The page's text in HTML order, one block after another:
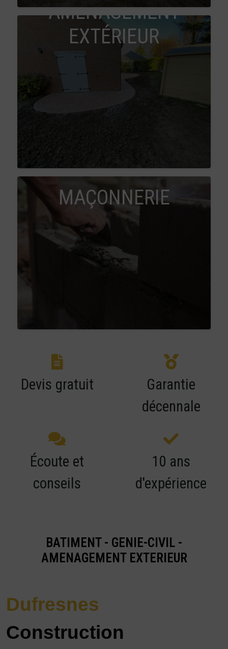
AMÉNAGEMENT
EXTÉRIEUR
MAÇONNERIE
Devis gratuit
Garantie
décennale
Écoute et
conseils
10 ans
d'expérience
BATIMENT - GENIE-CIVIL -
AMENAGEMENT EXTERIEUR
Dufresnes
Construction